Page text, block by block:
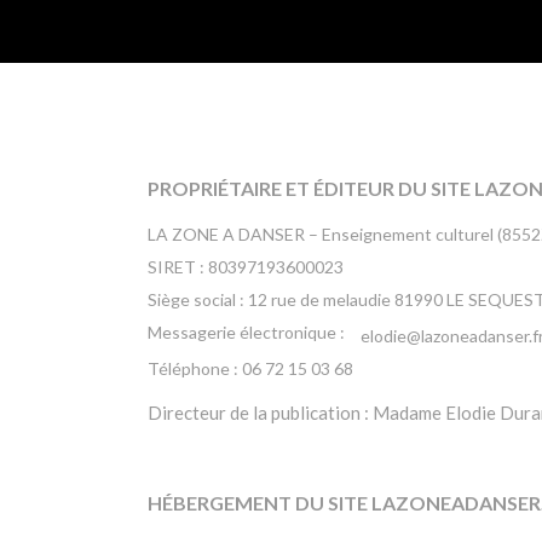
PROPRIÉTAIRE ET ÉDITEUR DU SITE
LA ZONE A DANSER – Enseignement culturel
SIRET : 80397193600023
Siège social : 12 rue de melaudie 81990 LE
Messagerie électronique :
Téléphone : 06 72 15 03 68
Directeur de la publication : Madame Elodie
HÉBERGEMENT DU SITE